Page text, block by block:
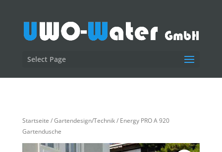
Select Page
Startseite /Gartendesign/Technik/ Energy PRO A 920
Gartendusche